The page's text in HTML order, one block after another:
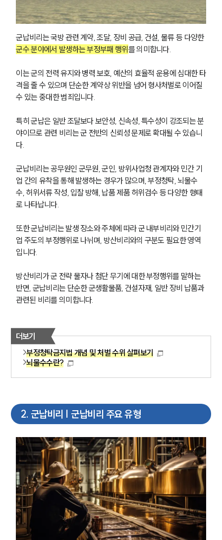
군납비리는 국방 관련 계약, 조달, 장비 공급, 건설, 물류 등 다양한
군수 분야에서 발생하는 부정부패 행위를 의미합니다.
이는 군의 전력 유지와 병력 보호, 예산의 효율적 운용에 심대한 타
격을 줄 수 있으며 단순한 계약상 위반을 넘어 형사처벌로 이어질
수 있는 중대한 범죄입니다.
특히 군납은 일반 조달보다 보안성, 신속성, 특수성이 강조되는 분
야이므로 관련 비리는 군 전반의 신뢰성 문제로 확대될 수 있습니
다.
군납비리는 공무원인 군무원, 군인, 방위사업청 관계자와 민간 기
업 간의 유착을 통해 발생하는 경우가 많으며, 부정청탁, 뇌물수
수, 허위서류 작성, 입찰 방해, 납품 제품 허위검수 등 다양한 형태
로 나타납니다.
또한 군납비리는 발생 장소와 주체에 따라 군 내부비리와 민간기
업 주도의 부정행위로 나뉘며, 방산비리와의 구분도 필요한 영역
입니다.
방산비리가 군 전략 물자나 첨단 무기에 대한 부정행위를 말하는
반면, 군납비리는 단순한 군생활물품, 건설자재, 일반 장비 납품과
관련된 비리를 의미합니다.
더보기
부정청탁금지법 개념 및 처벌 수위 살펴보기
뇌물수수란?
2. 군납비리 | 군납비리 주요 유형